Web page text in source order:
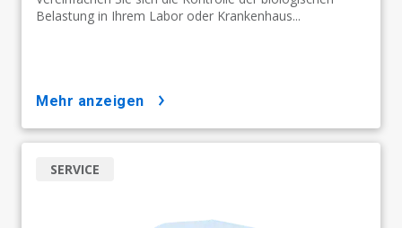
Belastung in Ihrem Labor oder Krankenhaus...
mehr anzeigen
SERVICE